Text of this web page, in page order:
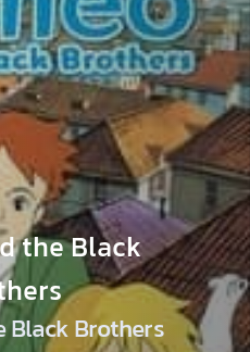
the Black
Black Brothers